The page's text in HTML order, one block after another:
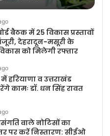
बैठक में 25 विकास प्रस्तावों
देहरादून-मसूरी के
को मिलेगी रफ्तार
हरियाणा व उत्तराखंड
कामः डॉ. धन सिंह रावत
वाले नोटिसों का
पर करें निस्तारण: सीईओ